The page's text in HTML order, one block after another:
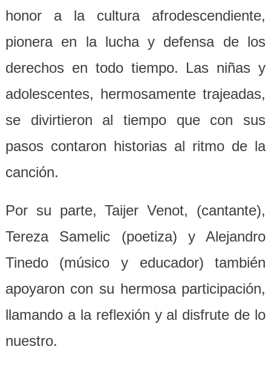
honor a la cultura afrodescendiente,
pionera en la lucha y defensa de los
derechos en todo tiempo. Las niñas y
adolescentes, hermosamente trajeadas,
se divirtieron al tiempo que con sus
pasos contaron historias al ritmo de la
canción.
Por su parte, Taijer Venot, (cantante),
Tereza Samelic (poetiza) y Alejandro
Tinedo (músico y educador) también
apoyaron con su hermosa participación,
llamando a la reflexión y al disfrute de lo
nuestro.